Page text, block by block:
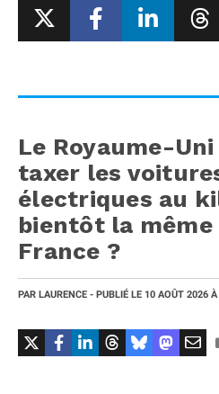
Le Royaume-Uni
taxer les
électriques au
bientôt la même
France ?
PAR LAURENCE - PUBLIÉ LE 10 AOÛT 2026 À